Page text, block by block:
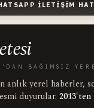
İLETIŞIM
BAĞIMSIZ
anlık yerel haberler,
duyurular.